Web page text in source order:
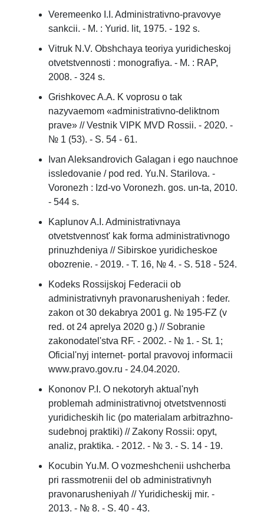
Veremeenko I.I. Administrativno-pravovye
sankcii. - M. : Yurid. lit, 1975. - 192 s.
Vitruk N.V. Obshchaya teoriya yuridicheskoj
otvetstvennosti : monografiya. - M. : RAP,
2008. - 324 s.
Grishkovec A.A. K voprosu o tak
nazyvaemom «administrativno-deliktnom
prave» // Vestnik VIPK MVD Rossii. - 2020. -
№ 1 (53). - S. 54 - 61.
Ivan Aleksandrovich Galagan i ego nauchnoe
issledovanie / pod red. Yu.N. Starilova. -
Voronezh : Izd-vo Voronezh. gos. un-ta, 2010.
- 544 s.
Kaplunov A.I. Administrativnaya
otvetstvennost' kak forma administrativnogo
prinuzhdeniya // Sibirskoe yuridicheskoe
obozrenie. - 2019. - T. 16, № 4. - S. 518 - 524.
Kodeks Rossijskoj Federacii ob
administrativnyh pravonarusheniyah : feder.
zakon ot 30 dekabrya 2001 g. № 195-FZ (v
red. ot 24 aprelya 2020 g.) // Sobranie
zakonodatel'stva RF. - 2002. - № 1. - St. 1;
Oficial'nyj internet- portal pravovoj informacii
www.pravo.gov.ru - 24.04.2020.
Kononov P.I. O nekotoryh aktual'nyh
problemah administrativnoj otvetstvennosti
yuridicheskih lic (po materialam arbitrazhno-
sudebnoj praktiki) // Zakony Rossii: opyt,
analiz, praktika. - 2012. - № 3. - S. 14 - 19.
Kocubin Yu.M. O vozmeshchenii ushcherba
pri rassmotrenii del ob administrativnyh
pravonarusheniyah // Yuridicheskij mir. -
2013. - № 8. - S. 40 - 43.